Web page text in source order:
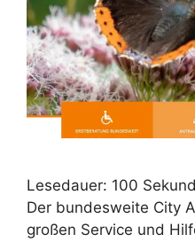
Lesedauer: 100
Der bundesweite City
großen Service und